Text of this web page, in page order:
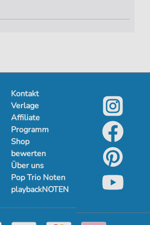
Kontakt
Verlage
Affiliate
Programm
Shop
bewerten
Über uns
Pop Trio Noten
playbackNOTEN